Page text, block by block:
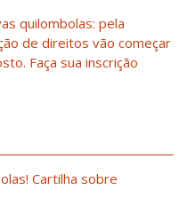
quilombolas: pela
de direitos vão começar
Faça sua inscrição
Cartilha sobre